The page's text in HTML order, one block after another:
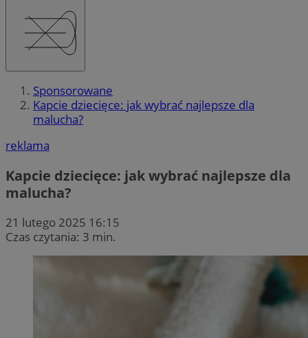
Sponsorowane
Kapcie dziecięce: jak wybrać najlepsze dla
malucha?
reklama
Kapcie dziecięce: jak wybrać najlepsze dla
malucha?
21 lutego 2025 16:15
Czas czytania: 3 min.